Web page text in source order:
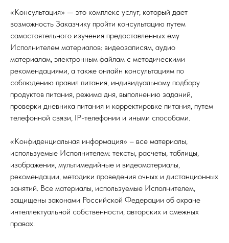
«Консультация» — это комплекс услуг, который дает
возможность Заказчику пройти консультацию путем
самостоятельного изучения предоставленных ему
Исполнителем материалов: видеозаписям, аудио
материалам, электронным файлам с методическими
рекомендациями, а также онлайн консультациям по
соблюдению правил питания, индивидуальному подбору
продуктов питания, режима дня, выполнению заданий,
проверки дневника питания и корректировке питания, путем
телефонной связи, IP-телефонии и иными способами.
«Конфиденциальная информация» – все материалы,
используемые Исполнителем: тексты, расчеты, таблицы,
изображения, мультимедийные и видеоматериалы,
рекомендации, методики проведения очных и дистанционных
занятий. Все материалы, используемые Исполнителем,
защищены законами Российской Федерации об охране
интеллектуальной собственности, авторских и смежных
правах.